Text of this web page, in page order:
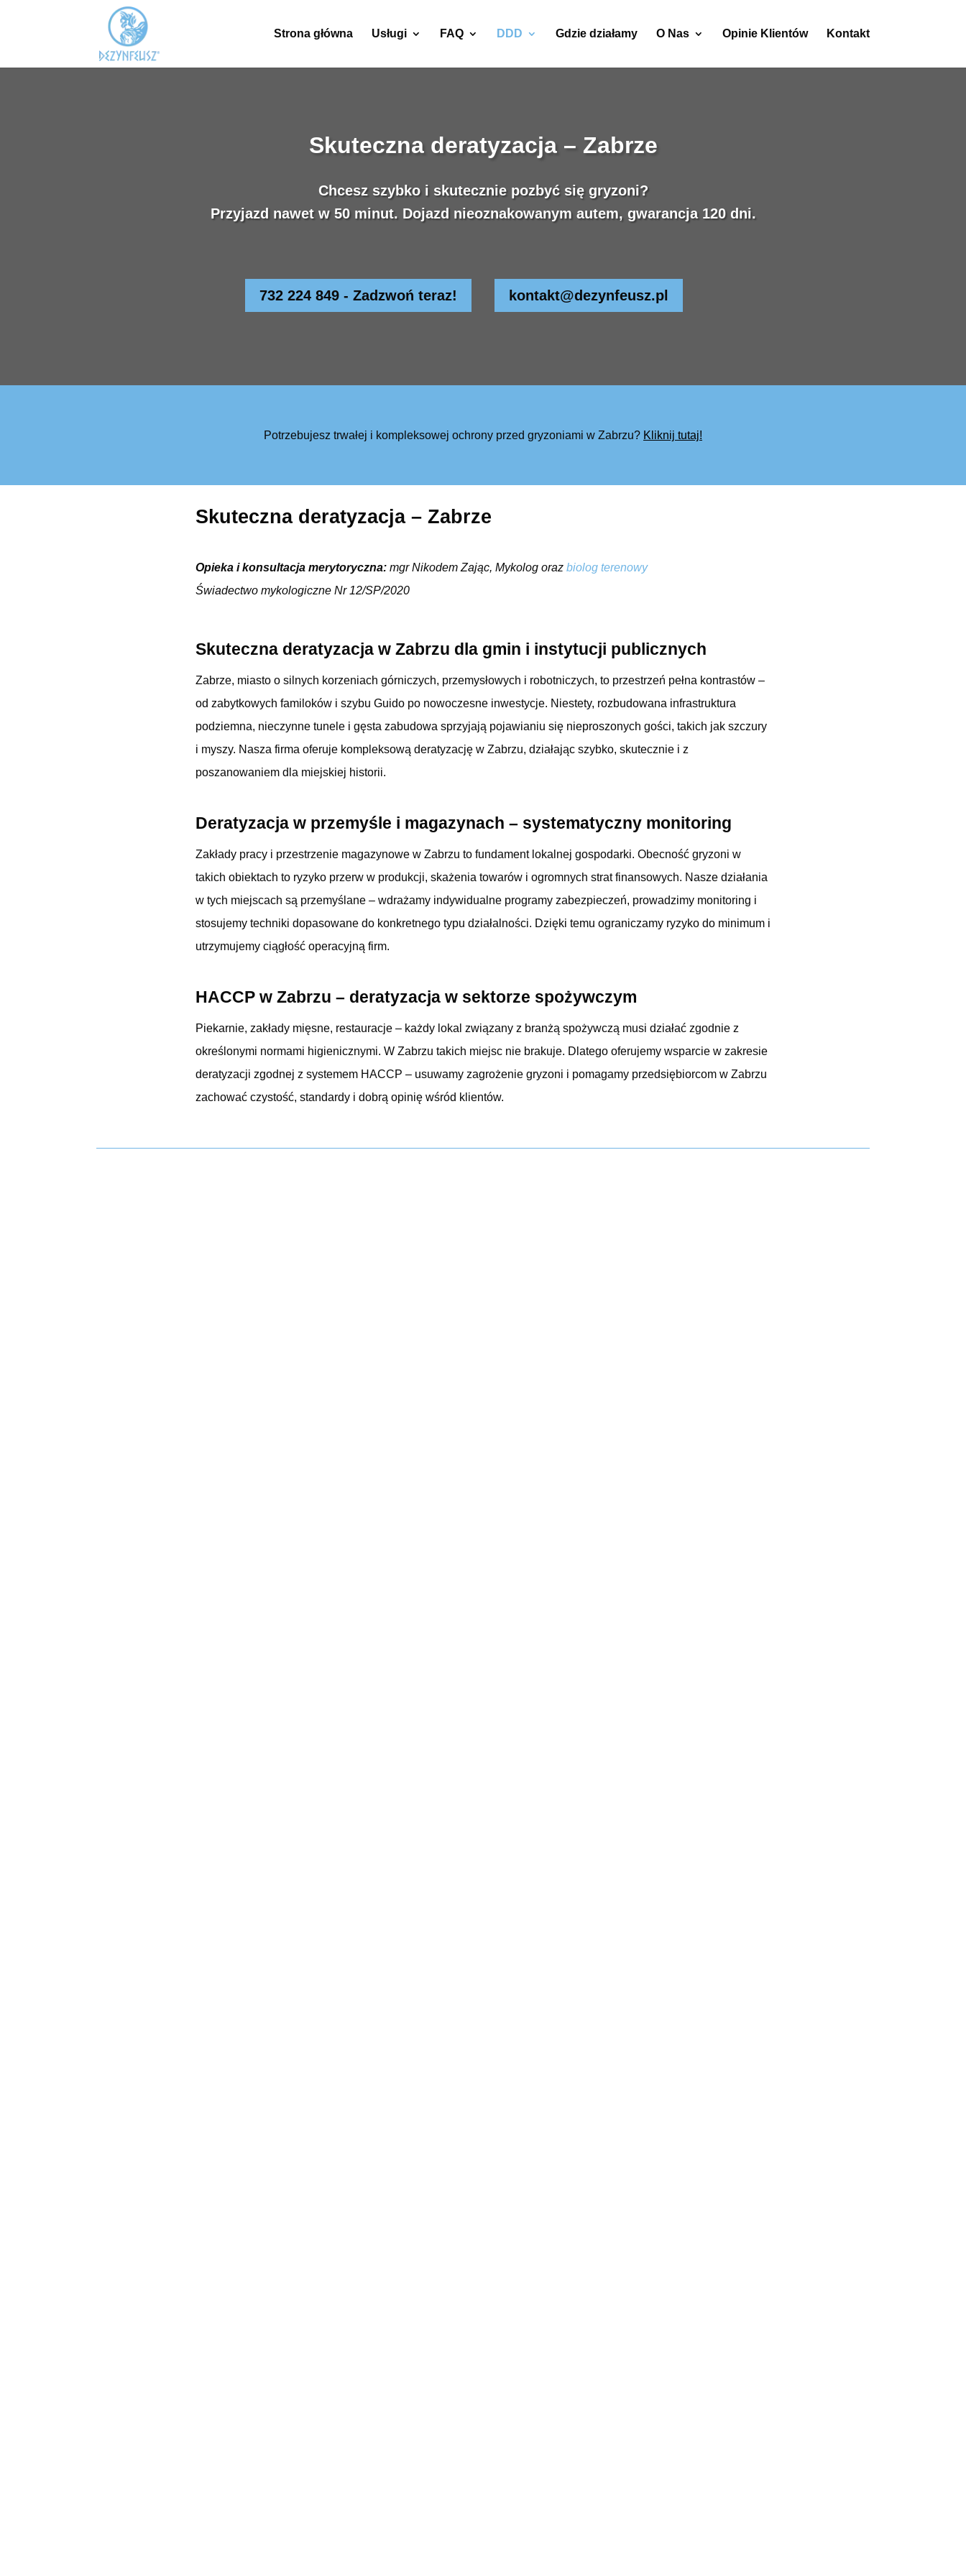
Strona główna Usługi FAQ DDD Gdzie działamy O Nas Opinie Klientów Kontakt
Skuteczna deratyzacja – Zabrze
Chcesz szybko i skutecznie pozbyć się gryzoni?
Przyjazd nawet w 50 minut. Dojazd nieoznakowanym autem, gwarancja 120 dni.
732 224 849 - Zadzwoń teraz! kontakt@dezynfeusz.pl
Potrzebujesz trwałej i kompleksowej ochrony przed gryzoniami w Zabrzu? Kliknij tutaj!
Skuteczna deratyzacja – Zabrze
Opieka i konsultacja merytoryczna: mgr Nikodem Zając, Mykolog oraz biolog terenowy
Świadectwo mykologiczne Nr 12/SP/2020
Skuteczna deratyzacja w Zabrzu dla gmin i instytucji publicznych
Zabrze, miasto o silnych korzeniach górniczych, przemysłowych i robotniczych, to przestrzeń pełna kontrastów –
od zabytkowych familoków i szybu Guido po nowoczesne inwestycje. Niestety, rozbudowana infrastruktura
podziemna, nieczynne tunele i gęsta zabudowa sprzyjają pojawianiu się nieproszonych gości, takich jak szczury
i myszy. Nasza firma oferuje kompleksową deratyzację w Zabrzu, działając szybko, skutecznie i z
poszanowaniem dla miejskiej historii.
Deratyzacja w przemyśle i magazynach – systematyczny monitoring
Zakłady pracy i przestrzenie magazynowe w Zabrzu to fundament lokalnej gospodarki. Obecność gryzoni w
takich obiektach to ryzyko przerw w produkcji, skażenia towarów i ogromnych strat finansowych. Nasze działania
w tych miejscach są przemyślane – wdrażamy indywidualne programy zabezpieczeń, prowadzimy monitoring i
stosujemy techniki dopasowane do konkretnego typu działalności. Dzięki temu ograniczamy ryzyko do minimum i
utrzymujemy ciągłość operacyjną firm.
HACCP w Zabrzu – deratyzacja w sektorze spożywczym
Piekarnie, zakłady mięsne, restauracje – każdy lokal związany z branżą spożywczą musi działać zgodnie z
określonymi normami higienicznymi. W Zabrzu takich miejsc nie brakuje. Dlatego oferujemy wsparcie w zakresie
deratyzacji zgodnej z systemem HACCP – usuwamy zagrożenie gryzoni i pomagamy przedsiębiorcom w Zabrzu
zachować czystość, standardy i dobrą opinię wśród klientów.